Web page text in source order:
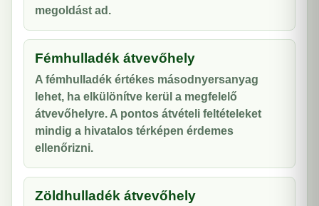
megoldást ad.
Fémhulladék átvevőhely
A fémhulladék értékes másodnyersanyag
lehet, ha elkülönítve kerül a megfelelő
átvevőhelyre. A pontos átvételi feltételeket
mindig a hivatalos térképen érdemes
ellenőrizni.
Zöldhulladék átvevőhely